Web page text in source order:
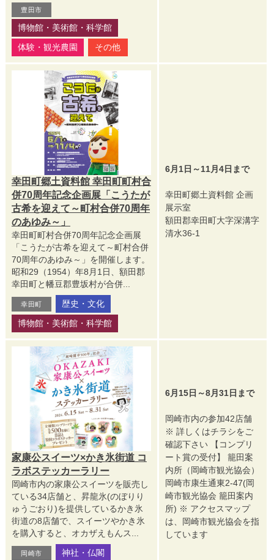
豊田市
博物館・美術館・科学館
体験・観光農園
その他
幸田町郷土資料館 幸田町町村合
併70周年記念企画展「こうたが
古希を迎えて～町村合併70周年
のあゆみ～」
幸田町町村合併70周年記念企画展
「こうたが古希を迎えて～町村合併
70周年のあゆみ～」を開催します。
昭和29（1954）年8月1日、額田郡
幸田町と幡豆郡豊坂村が合併...
幸田町
歴史・文化
博物館・美術館・科学館
6月1日～11月4日まで
幸田町郷土資料館 企画
展示室
額田郡幸田町大字深溝字
清水36-1
家康公スイーツ×かき氷街道 コ
ラボステッカーラリー
岡崎市内の家康公スイーツを販売し
ている34店舗と、昇龍氷(のぼりり
ゅうごおり)を提供しているかき氷
街道の8店舗で、スイーツやかき氷
を購入すると、オカザえもんス...
岡崎市
神社・仏閣
6月15日～8月31日まで
岡崎市内の参加42店舗
※ 詳しくはチラシをご
確認下さい 【コンプリ
ート賞の受付】 籠田案
内所（岡崎市観光協会）
岡崎市康生通東2-47(岡
崎市観光協会 籠田案内
所) ※ アクセスマップ
は、岡崎市観光協会を指
しています